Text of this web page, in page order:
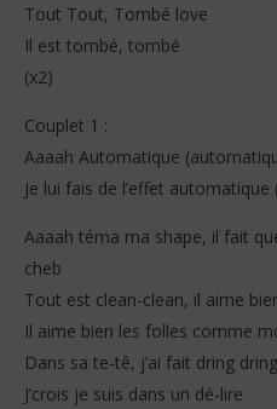
NOW
novembre
2025
Stone
Tout Tout, Tombé love
Il est tombé, tombé
(x2)
Couplet 1 :
Aaaah Automatique
Je lui fais de l’effet
Aaaah téma ma shape, il fait
cheb
Tout est clean-clean, il aime
Il aime bien les folles comme
Dans sa te-tê, j’ai fait dring dring
J’crois je suis dans un dé-lire